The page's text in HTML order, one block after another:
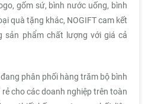
gốm sứ, bình nước uống, bình
quà tặng khác, NOGIFT cam kết
sản phẩm chất lượng với giá cả
phân phối hàng trăm bộ bình
cho các doanh nghiệp trên toàn